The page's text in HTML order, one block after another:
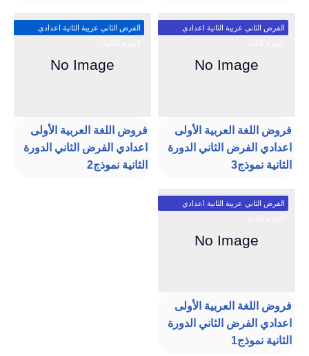
الفرض الثاني عربية الثانية اعدادي
فروض اللغة العربية الأولى
اعدادي الفرض الثاني الدورة
الثانية نموذج3
الفرض الثاني عربية الثانية اعدادي
فروض اللغة العربية الأولى
اعدادي الفرض الثاني الدورة
الثانية نموذج2
الفرض الثاني عربية الثانية اعدادي
فروض اللغة العربية الأولى
اعدادي الفرض الثاني الدورة
الثانية نموذج1